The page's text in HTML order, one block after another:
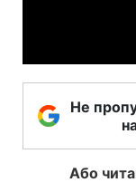
Не
Або